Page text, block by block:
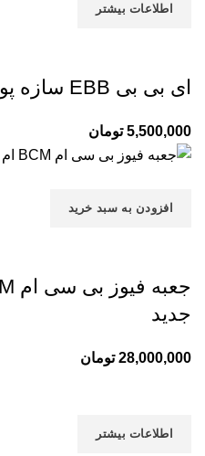
اطلاعات بیشتر
ای بی بی EBB سازه پویش سمند و دنا
5,500,000 تومان
افزودن به سبد خرید
جدید
28,000,000 تومان
اطلاعات بیشتر